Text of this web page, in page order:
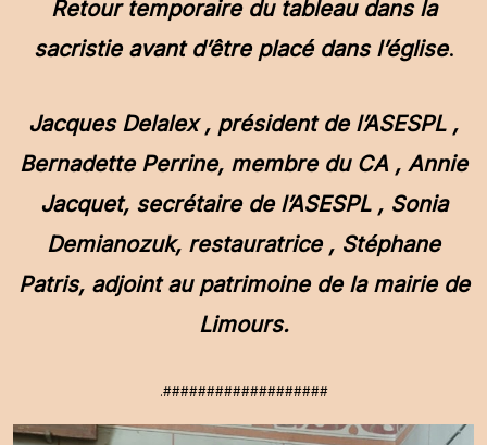
Retour temporaire du tableau dans la
sacristie avant d’être placé dans l’église.
Jacques Delalex , président de l’ASESPL ,
Bernadette Perrine, membre du CA , Annie
Jacquet, secrétaire de l’ASESPL , Sonia
Demianozuk, restauratrice , Stéphane
Patris, adjoint au patrimoine de la mairie de
Limours.
.###################